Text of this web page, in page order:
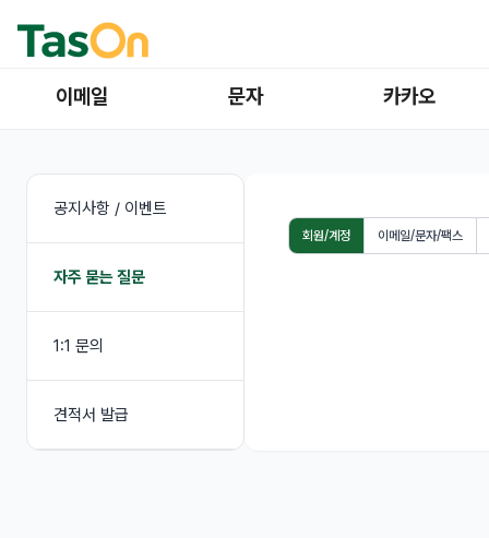
이메일 문자 카카오
공지사항 / 이벤트
자주 묻는 질문
1:1 문의
견적서 발급
회원/계정 이메일/문자/팩스